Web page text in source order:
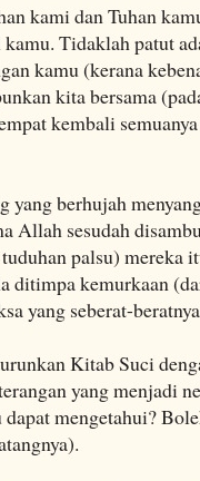
kami dan Tuhan
Tidaklah patut
kamu (kerana
kita bersama
kembali
yang berhujah
Allah sesudah
palsu) mereka
ditimpa kemurkaan
yang seberat-
Kitab Suci
yang menjadi
dapat mengetahui?